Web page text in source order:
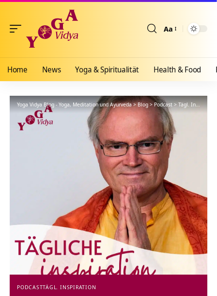
Aa
Home News Yoga & Spiritualität Health & Food
Yoga Vidya Blog - Yoga, Meditation und Ayurveda>Blog>Podcast>Tägl. Inspiration
PODCASTTÄGL. INSPIRATION